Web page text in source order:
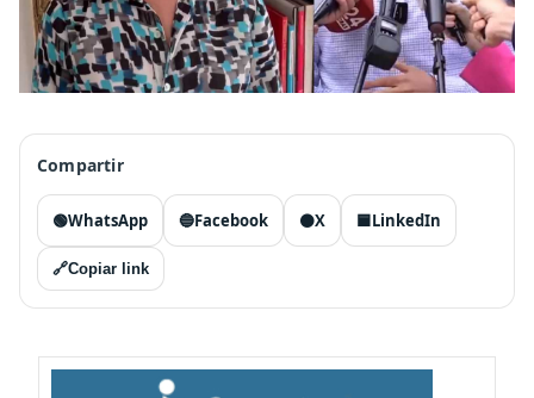
Compartir
🟢WhatsApp 🔵Facebook ⚫X 🟦LinkedIn
🔗Copiar link